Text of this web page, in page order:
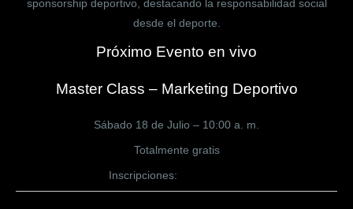
sponsorship deportivo, destacando la responsabilidad social
desde el deporte.
Próximo Evento en vivo
Master Class – Marketing Deportivo
Sábado 18 de Julio – 10:00 a. m.
Totalmente gratis
Inscripciones: